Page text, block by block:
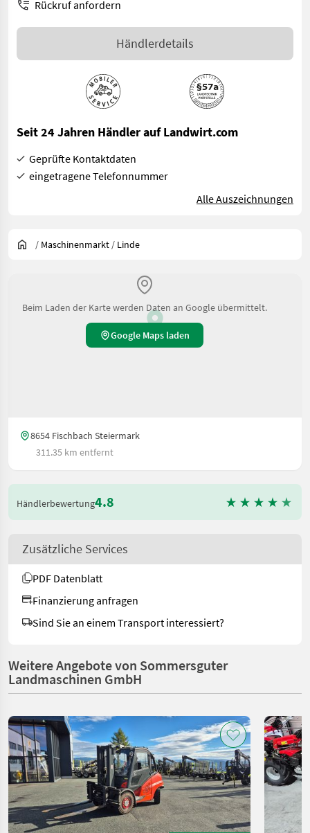
Rückruf anfordern
Händlerdetails
Seit 24 Jahren Händler auf Landwirt.com
Geprüfte Kontaktdaten
eingetragene Telefonnummer
Alle Auszeichnungen
/ Maschinenmarkt / Linde
Beim Laden der Karte werden Daten an Google übermittelt.
Google Maps laden
8654 Fischbach Steiermark
311.35 km entfernt
Händlerbewertung4.8
Zusätzliche Services
PDF Datenblatt
Finanzierung anfragen
Sind Sie an einem Transport interessiert?
Weitere Angebote von Sommersguter
Landmaschinen GmbH